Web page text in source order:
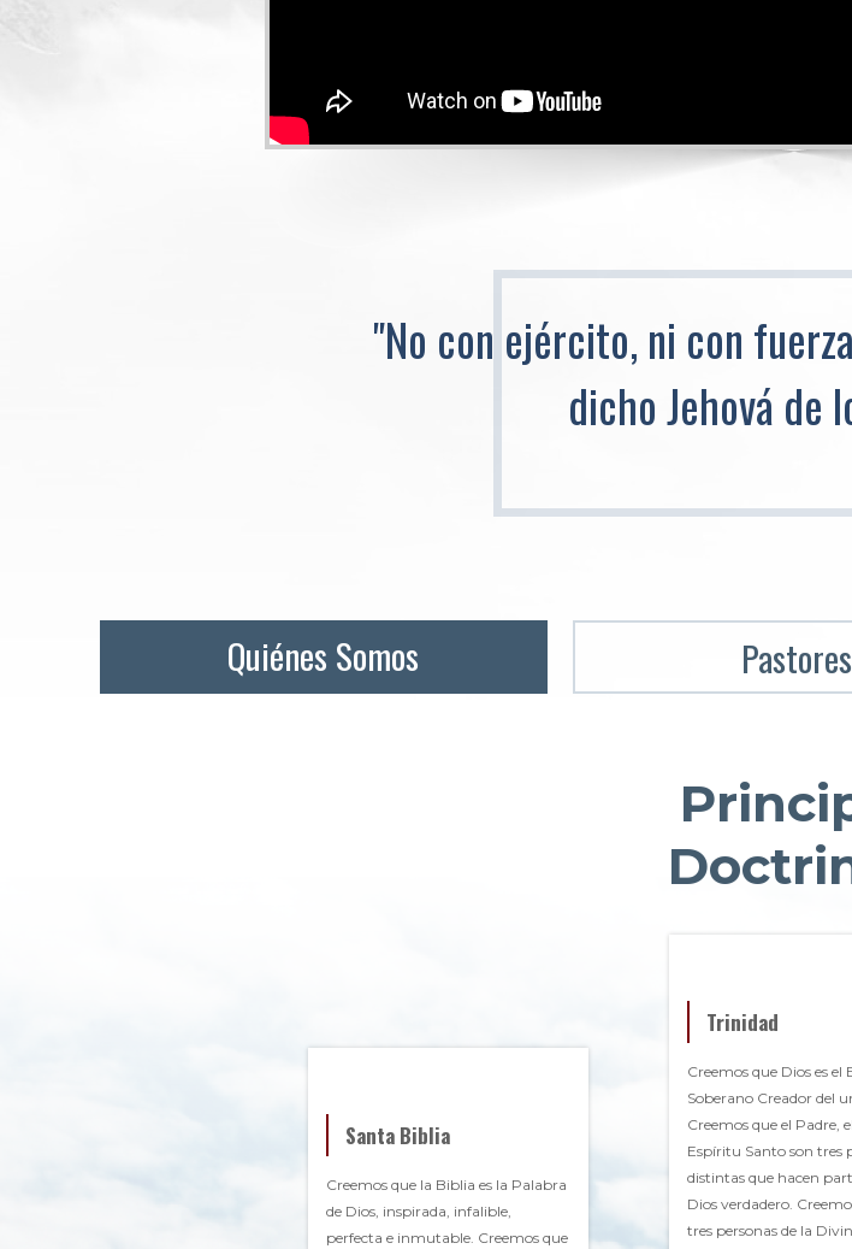
"No con ejército, ni con
dicho Jehová de
Quiénes Somos Pastores
Santa Biblia
Creemos que la Biblia es la Palabra
de Dios, inspirada, infalible,
perfecta e inmutable. Creemos que
Trinidad
Creemos que Dios es el
Soberano Creador del
Creemos que el Padre,
Espíritu Santo son tres
distintas que hacen
Dios verdadero.
tres personas de la